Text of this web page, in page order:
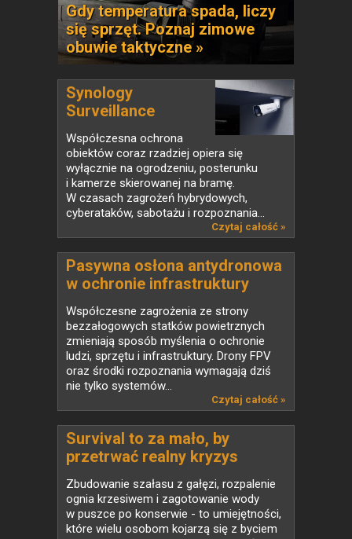
Gdy temperatura spada, liczy
się sprzęt. Poznaj zimowe
obuwie taktyczne »
Synology
Surveillance
Station...
Współczesna ochrona
obiektów coraz rzadziej opiera się
wyłącznie na ogrodzeniu, posterunku
i kamerze skierowanej na bramę.
W czasach zagrożeń hybrydowych,
cyberataków, sabotażu i rozpoznania...
Czytaj całość »
Pasywna osłona antydronowa
w ochronie infrastruktury
krytycznej
Współczesne zagrożenia ze strony
bezzałogowych statków powietrznych
zmieniają sposób myślenia o ochronie
ludzi, sprzętu i infrastruktury. Drony FPV
oraz środki rozpoznania wymagają dziś
nie tylko systemów...
Czytaj całość »
Survival to za mało, by
przetrwać realny kryzys
Zbudowanie szałasu z gałęzi, rozpalenie
ognia krzesiwem i zagotowanie wody
w puszce po konserwie - to umiejętności,
które wielu osobom kojarzą się z byciem